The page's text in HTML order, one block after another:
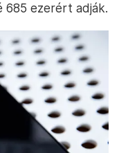
685 ezerért adják.